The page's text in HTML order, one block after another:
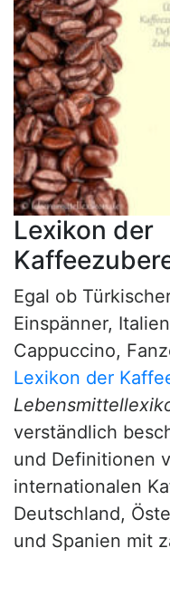
Lexikon der
Egal ob
Einspänner,
Cappuccino,
Lexikon der
verständlich
und Definitionen
internationalen
Deutschland,
und Spanien mit